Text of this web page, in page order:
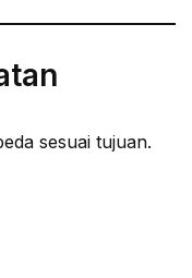
sesuai tujuan.